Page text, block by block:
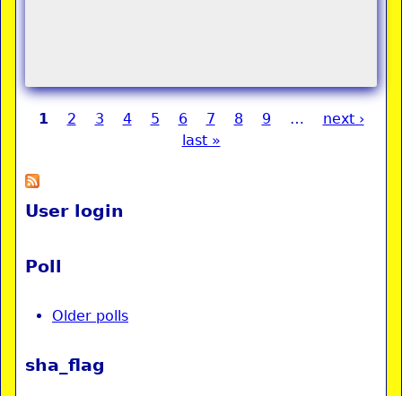
1 2 3 4 5 6 7 8 9 …
next ›
last »
User login
Poll
Older polls
sha_flag